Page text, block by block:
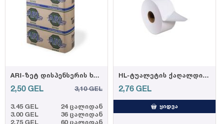
ARI-ზეტ დისპენსერის ხელსახოცი 2 ფენა, 21სმ*21სმ, 200ფურც, 12ც=3,75კგ
2,50 GEL 3,10 GEL
3.45 GEL
3.00 GEL
2.75 GEL
24 ცალიდან
36 ცალიდან
60 ცალიდან
HL-ტუალეტის ქაღალდი ჯუმბო 2ფ, 100მ (12ც=4კგ)
2,76 GEL
ᲧᲘᲓᲕᲐ